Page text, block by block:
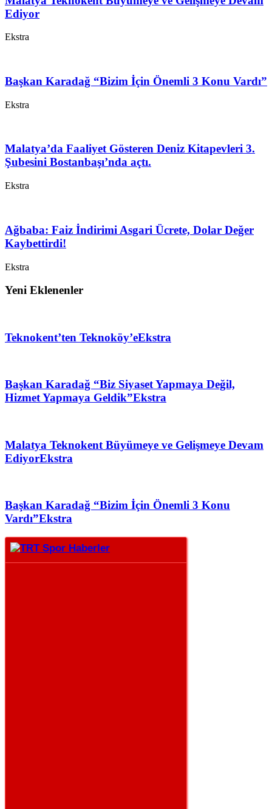
Ediyor
Ekstra
Başkan Karadağ “Bizim İçin Önemli 3 Konu Vardı”
Ekstra
Malatya’da Faaliyet Gösteren Deniz Kitapevleri 3.
Şubesini Bostanbaşı’nda açtı.
Ekstra
Ağbaba: Faiz İndirimi Asgari Ücrete, Dolar Değer
Kaybettirdi!
Ekstra
Yeni Eklenenler
Teknokent’ten Teknoköy’eEkstra
Başkan Karadağ “Biz Siyaset Yapmaya Değil,
Hizmet Yapmaya Geldik”Ekstra
Malatya Teknokent Büyümeye ve Gelişmeye Devam
EdiyorEkstra
Başkan Karadağ “Bizim İçin Önemli 3 Konu
Vardı”Ekstra